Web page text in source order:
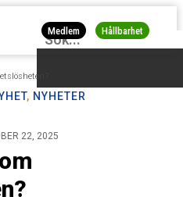
Medlem Hållbarhet
, NYHETER
22, 2025